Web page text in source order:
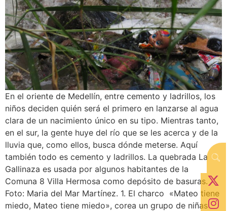
En el oriente de Medellín, entre cemento y ladrillos, los
niños deciden quién será el primero en lanzarse al agua
clara de un nacimiento único en su tipo. Mientras tanto,
en el sur, la gente huye del río que se les acerca y de la
lluvia que, como ellos, busca dónde meterse. Aquí
también todo es cemento y ladrillos. La quebrada La
Gallinaza es usada por algunos habitantes de la
Comuna 8 Villa Hermosa como depósito de basuras.
Foto: Maria del Mar Martínez. 1. El charco «Mateo tiene
miedo, Mateo tiene miedo», corea un grupo de niñas